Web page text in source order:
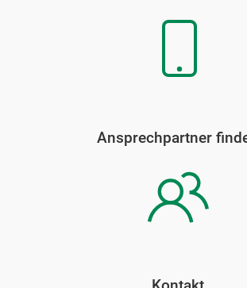
Ansprechpartner